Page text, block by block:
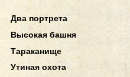
Два портрета
Высокая башня
Тараканище
Утиная охота